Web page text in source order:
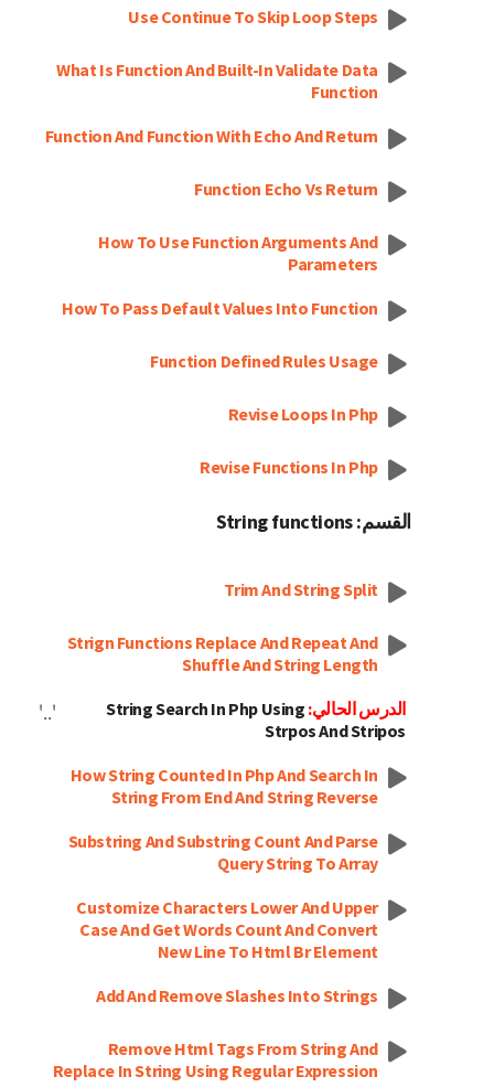
Use Continue To Skip Loop Steps
What Is Function And Built-In Validate Data
Function
Function And Function With Echo And Return
Function Echo Vs Return
How To Use Function Arguments And
Parameters
How To Pass Default Values Into Function
Function Defined Rules Usage
Revise Loops In Php
Revise Functions In Php
القسم: String functions
Trim And String Split
Strign Functions Replace And Repeat And
Shuffle And String Length
الدرس الحالي: String Search In Php Using
Strpos And Stripos
'..'
How String Counted In Php And Search In
String From End And String Reverse
Substring And Substring Count And Parse
Query String To Array
Customize Characters Lower And Upper
Case And Get Words Count And Convert
New Line To Html Br Element
Add And Remove Slashes Into Strings
Remove Html Tags From String And
Replace In String Using Regular Expression